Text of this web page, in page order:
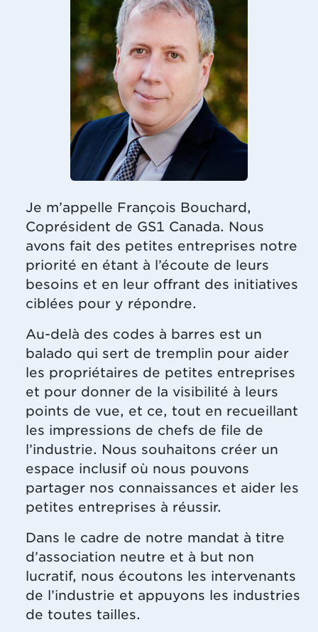
Je m’appelle François Bouchard,
Coprésident de GS1 Canada. Nous
avons fait des petites entreprises notre
priorité en étant à l’écoute de leurs
besoins et en leur offrant des initiatives
ciblées pour y répondre.
Au-delà des codes à barres est un
balado qui sert de tremplin pour aider
les propriétaires de petites entreprises
et pour donner de la visibilité à leurs
points de vue, et ce, tout en recueillant
les impressions de chefs de file de
l’industrie. Nous souhaitons créer un
espace inclusif où nous pouvons
partager nos connaissances et aider les
petites entreprises à réussir.
Dans le cadre de notre mandat à titre
d’association neutre et à but non
lucratif, nous écoutons les intervenants
de l’industrie et appuyons les industries
de toutes tailles.